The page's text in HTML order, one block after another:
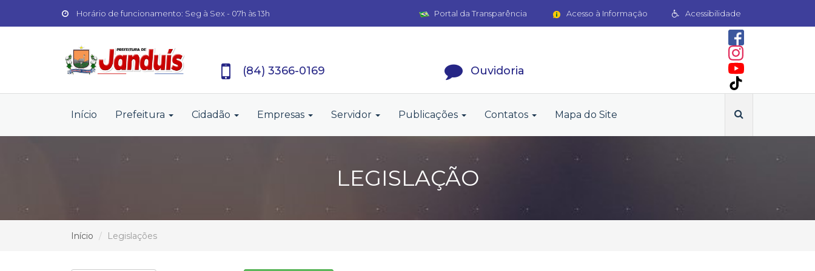
Horário de funcionamento: Seg à Sex - 07h às 13h Acessibilidade
Acesso à Informação
Portal da Transparência
(84) 3366-0169 Ouvidoria
Início Prefeitura Cidadão Empresas Servidor Publicações Contatos Mapa do Site
LEGISLAÇÃO
Início Legislações